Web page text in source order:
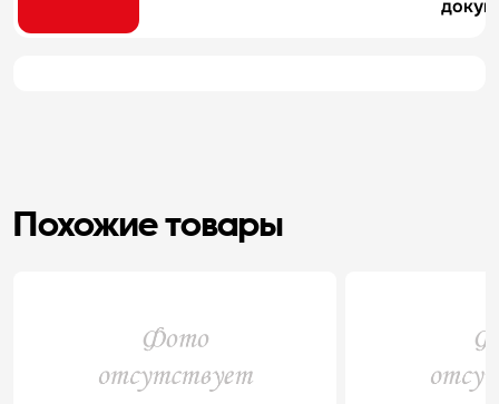
Похожие товары